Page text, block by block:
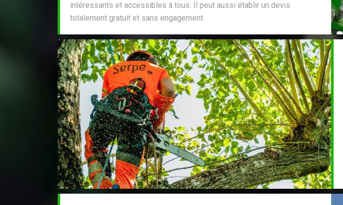
intéressants et accessibles à tous. Il peut aussi établir un devis
totalement gratuit et sans engagement.